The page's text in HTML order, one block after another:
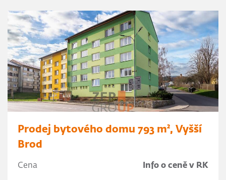
Prodej bytového domu 793 m², Vyšší
Brod
Cena Info o ceně v RK